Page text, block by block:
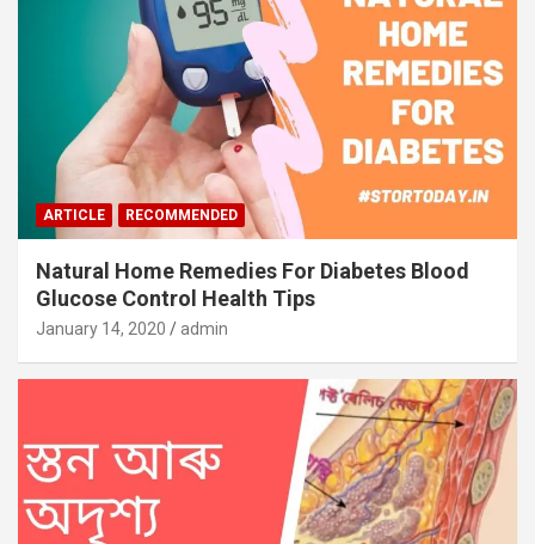
ARTICLE RECOMMENDED
Natural Home Remedies For Diabetes Blood
Glucose Control Health Tips
January 14, 2020 admin